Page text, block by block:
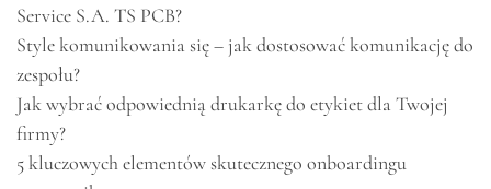
Service S.A. TS PCB?
Style komunikowania się – jak dostosować komunikację do
zespołu?
Jak wybrać odpowiednią drukarkę do etykiet dla Twojej
firmy?
5 kluczowych elementów skutecznego onboardingu